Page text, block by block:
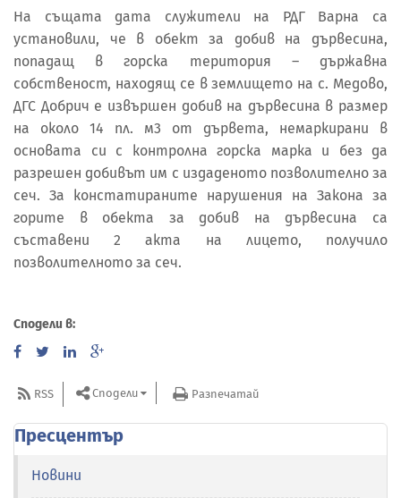
На същата дата служители на РДГ Варна са
установили, че в обект за добив на дървесина,
попадащ в горска територия – държавна
собственост, находящ се в землището на с. Медово,
ДГС Добрич е извършен добив на дървесина в размер
на около 14 пл. м3 от дървета, немаркирани в
основата си с контролна горска марка и без да
разрешен добивът им с издаденото позволително за
сеч. За констатираните нарушения на Закона за
горите в обекта за добив на дървесина са
съставени 2 акта на лицето, получило
позволителното за сеч.
Сподели в:
RSS Сподели Разпечатай
Пресцентър
Новини